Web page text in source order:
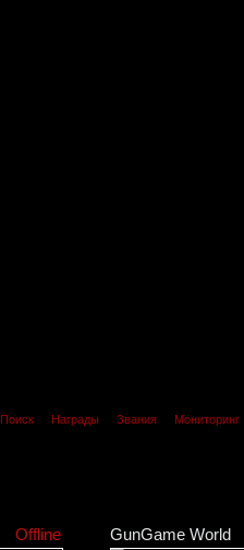
Поиск Награды Звания Мониторинг
Offline GunGame World